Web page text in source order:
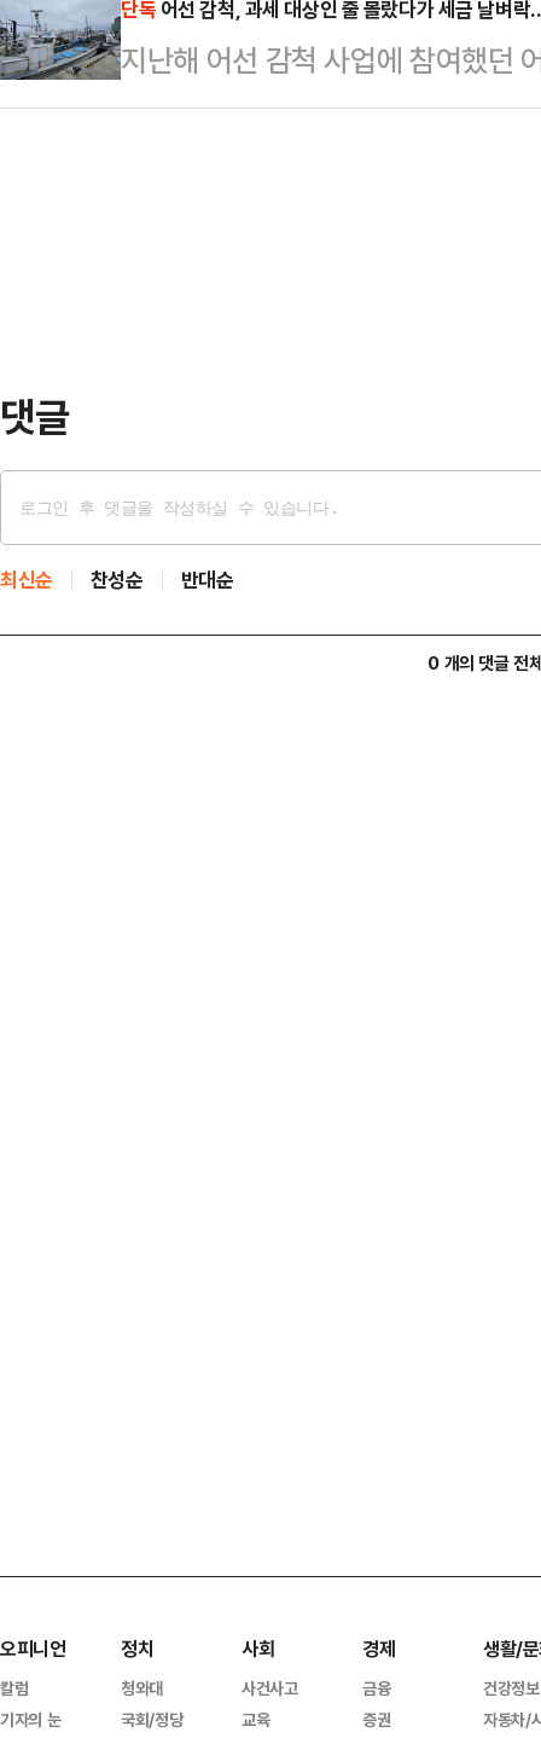
니다. 고대역폭메모리(HBM)를 중
닉스가 삼성전자를 앞지른 것입니
잃은 만큼 재차 1위 자…
다. 더불어민주당은 전 배우자를 인
내기라고 비판했고, 국민의힘은 직
스트에 포함한 건 물타기용이라고
단독 어선 감척, 과세 대상인 줄 몰랐다가 세금 날벼
지난해 어선 감척 사업에 참여했던
에 이르는 세금 폭탄을 맞을 위기
댓글
최신순 찬성순 반대순
0 개의 댓글 전
오피니언
칼럼
기자의 눈
정치
청와대
국회/정당
사회
사건사고
교육
경제
금융
증권
생활/
건강정보
자동차/